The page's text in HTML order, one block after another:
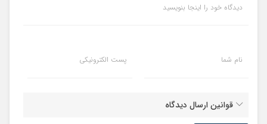
دیدگاه خود را اینجا بنویسید
نام شما پست الکترونیکی
قوانین ارسال دیدگاه